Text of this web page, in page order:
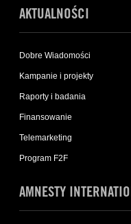
AKTUALNOŚCI
Dobre Wiadomości
Kampanie i projekty
Raporty i badania
Finansowanie
Telemarketing
Program F2F
AMNESTY